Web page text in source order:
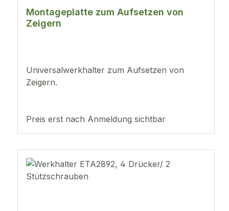
Montageplatte zum Aufsetzen von
Zeigern
Universalwerkhalter zum Aufsetzen von
Zeigern.
Preis erst nach Anmeldung sichtbar